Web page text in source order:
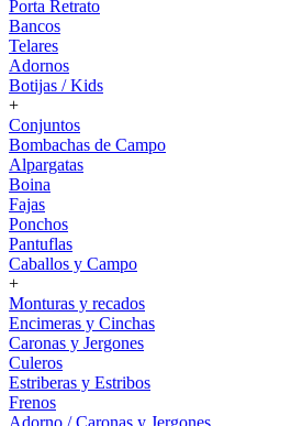
Porta Retrato
Bancos
Telares
Adornos
Botijas / Kids
+
Conjuntos
Bombachas de Campo
Alpargatas
Boina
Fajas
Ponchos
Pantuflas
Caballos y Campo
+
Monturas y recados
Encimeras y Cinchas
Caronas y Jergones
Culeros
Estriberas y Estribos
Frenos
Adorno / Caronas y Jergones